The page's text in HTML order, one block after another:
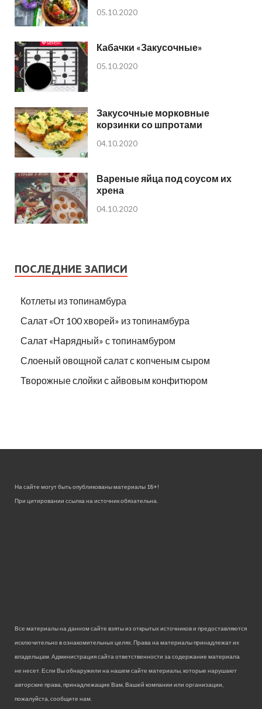
05.10.2020
Кабачки «Закусочные»
05.10.2020
Закусочные морковные
корзинки со шпротами
04.10.2020
Вареные яйца под соусом их
хрена
04.10.2020
ПОСЛЕДНИЕ ЗАПИСИ
Котлеты из топинамбура
Салат «От 100 хворей» из топинамбура
Салат «Нарядный» с топинамбуром
Слоеный овощной салат с копченым сыром
Творожные слойки с айвовым конфитюром
На сайте могут быть опубликованы материалы 18+!
При цитировании ссылка на источник обязательна.
Все материалы на данном сайте взяты из открытых источников и предоставляются
исключительно в ознакомительных целях. Права на материалы принадлежат их
владельцам. Администрация сайта ответственности за содержание материала
не несет. Если Вы обнаружили на нашем сайте материалы, которые нарушают
авторские права, принадлежащие Вам, Вашей компании или организации,
пожалуйста, сообщите нам.